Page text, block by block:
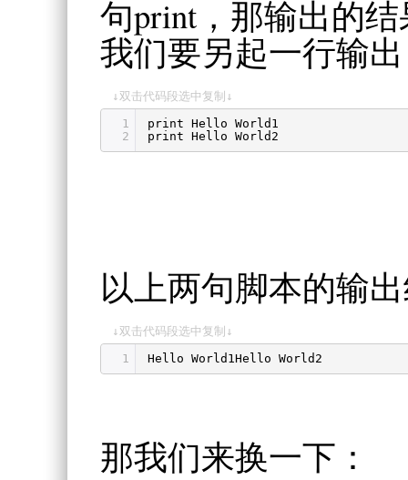
句print，那输出的
我们要另起一行输
↓双击代码段选中复制↓
1
2
print Hello World1
print Hello World2
以上两句脚本的输
↓双击代码段选中复制↓
1 Hello World1Hello World2
那我们来换一下：